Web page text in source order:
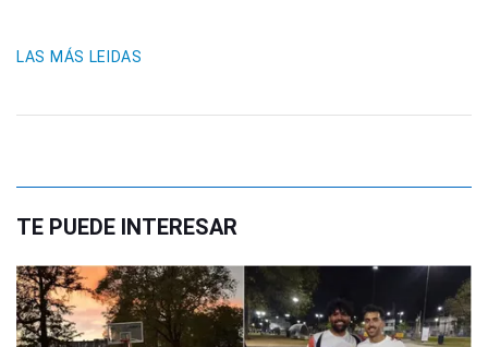
LAS MÁS LEIDAS
TE PUEDE INTERESAR